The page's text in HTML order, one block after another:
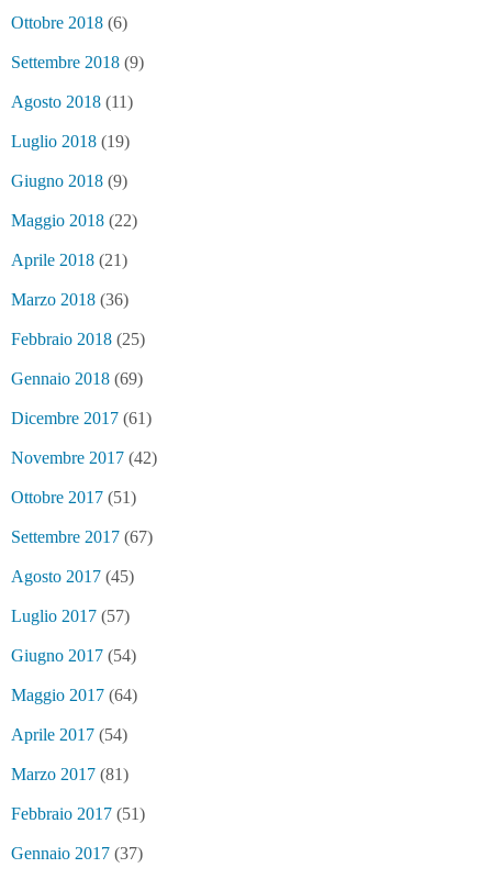
Ottobre 2018 (6)
Settembre 2018 (9)
Agosto 2018 (11)
Luglio 2018 (19)
Giugno 2018 (9)
Maggio 2018 (22)
Aprile 2018 (21)
Marzo 2018 (36)
Febbraio 2018 (25)
Gennaio 2018 (69)
Dicembre 2017 (61)
Novembre 2017 (42)
Ottobre 2017 (51)
Settembre 2017 (67)
Agosto 2017 (45)
Luglio 2017 (57)
Giugno 2017 (54)
Maggio 2017 (64)
Aprile 2017 (54)
Marzo 2017 (81)
Febbraio 2017 (51)
Gennaio 2017 (37)